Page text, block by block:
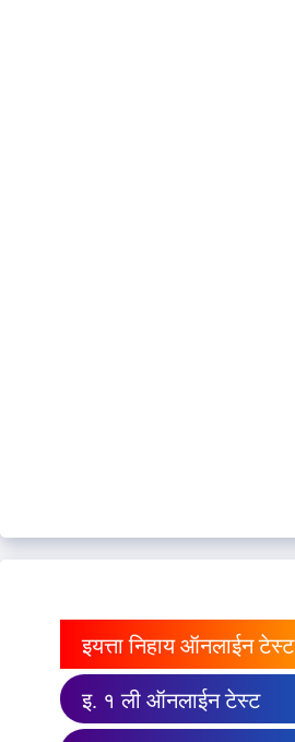
इयत्ता निहाय ऑनलाईन टेस्ट
इ. १ ली ऑनलाईन टेस्ट